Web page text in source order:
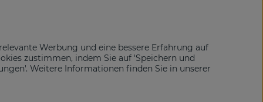
Werbung und eine bessere Erfahrung auf
zustimmen, indem Sie auf 'Speichern und
Weitere Informationen finden Sie in unserer